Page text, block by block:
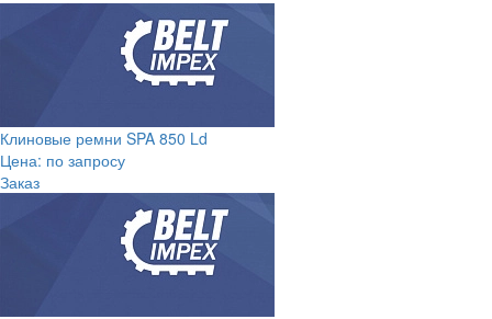
Клиновые ремни SPA 850 Ld
Цена: по запросу
Заказ